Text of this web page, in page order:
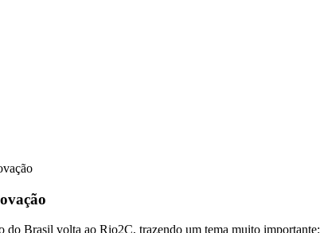
do Brasil volta ao Rio2C, trazendo um tema muito importante: